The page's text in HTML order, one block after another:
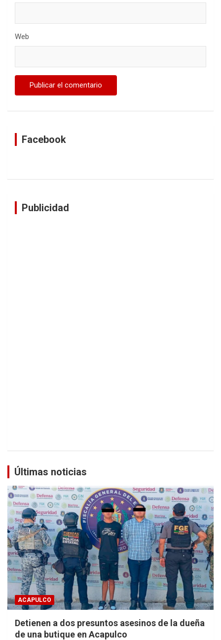
Web
Facebook
Publicidad
Últimas noticias
ACAPULCO
Detienen a dos presuntos asesinos de la dueña
de una butique en Acapulco